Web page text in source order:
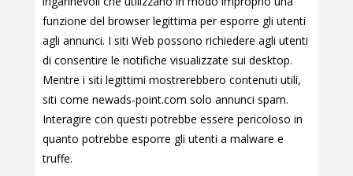
funzione del browser legittima per esporre gli utenti
agli annunci. I siti Web possono richiedere agli utenti
di consentire le notifiche visualizzate sui desktop.
Mentre i siti legittimi mostrerebbero contenuti utili,
siti come newads-point.com solo annunci spam.
Interagire con questi potrebbe essere pericoloso in
quanto potrebbe esporre gli utenti a malware e
truffe.